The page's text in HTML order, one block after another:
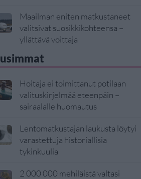
Maailman eniten matkustaneet
valitsivat suosikkikohteensa –
yllättävä voittaja
Hoitaja ei toimittanut potilaan
valituskirjelmää eteenpäin –
sairaalalle huomautus
Lentomatkustajan laukusta löytyi
varastettuja historiallisia
tykinkuulia
2 000 000 mehiläistä valtasi